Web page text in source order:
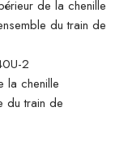
de la chenille
du train de
2
la chenille
du train de